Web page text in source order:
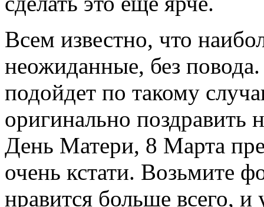
Всем известно, что
неожиданные, без
подойдет по такому
оригинально поздравить
День Матери, 8 Марта
очень кстати. Возьмите
нравится больше всего,